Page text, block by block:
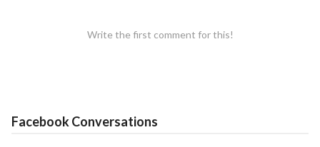
Write the first comment for this!
Facebook Conversations